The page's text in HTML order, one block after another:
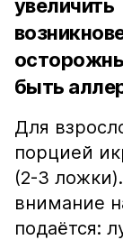
быть
Для
порцией
(2-3
внимание
подаётся: